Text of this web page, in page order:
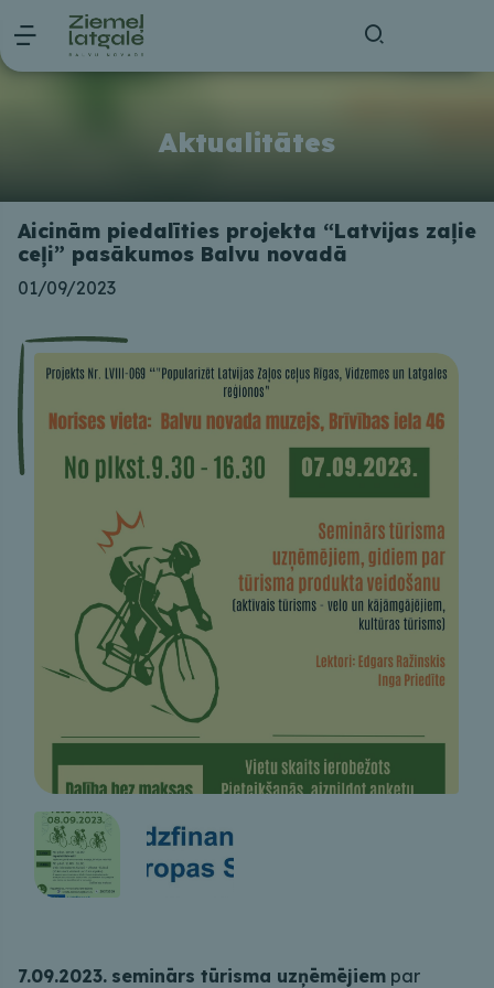
Aktualitātes
Aicinām piedalīties projekta “Latvijas zaļie
ceļi” pasākumos Balvu novadā
01/09/2023
7.09.2023. seminārs tūrisma uzņēmējiem par